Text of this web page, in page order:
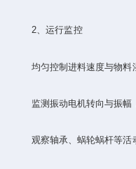
‌2、运行监控‌
均匀控制进料速度与物料湿
监测振动电机转向与振幅，
观察轴承、蜗轮蜗杆等活动